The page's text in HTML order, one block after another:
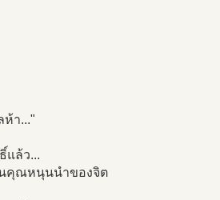
ห้า..."
แล้ว...
คุณหนุนนำของจิต